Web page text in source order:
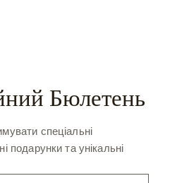
Бюлетень
спеціальні
подарунки та унікальні